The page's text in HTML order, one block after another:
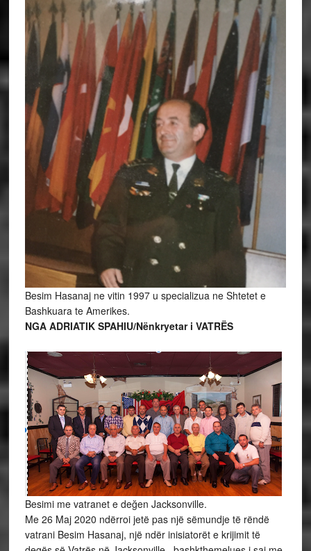
Besim Hasanaj ne vitin 1997 u specializua ne Shtetet e
Bashkuara te Amerikes.
NGA ADRIATIK SPAHIU/Nënkryetar i VATRËS
Besimi me vatranet e değen Jacksonville.
Me 26 Maj 2020 ndërroi jetë pas një sëmundje të rëndë
vatrani Besim Hasanaj, një ndër inisiatorët e krijimit të